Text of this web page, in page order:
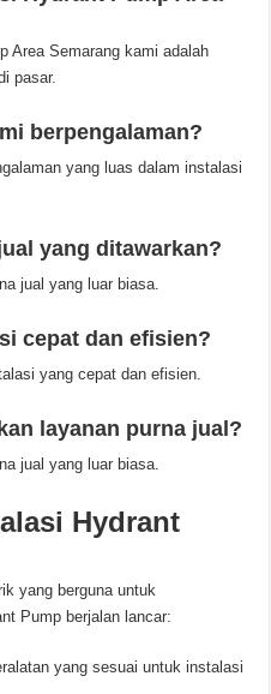
Area Semarang kami adalah
pasar.
berpengalaman?
yang luas dalam instalasi
yang ditawarkan?
jual yang luar biasa.
cepat dan efisien?
yang cepat dan efisien.
layanan purna jual?
jual yang luar biasa.
Hydrant
yang berguna untuk
Pump berjalan lancar:
yang sesuai untuk instalasi